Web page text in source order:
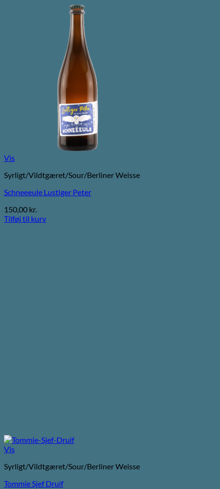
Vis
Syrligt/Vildtgæret/Sour/Berliner Weisse
Schneeeule Lustiger Peter
150,00 kr.
Tilføj til kurv
Vis
Syrligt/Vildtgæret/Sour/Berliner Weisse
Tommie Sjef Druif